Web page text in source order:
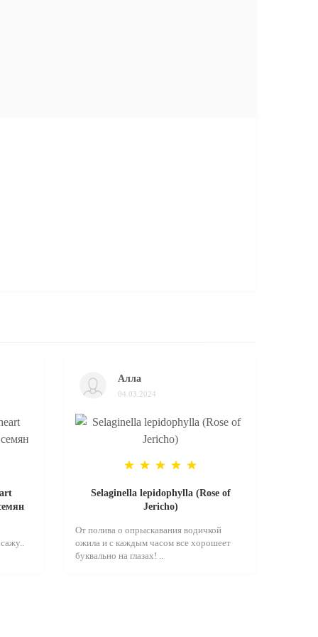
Алла
04.03.2024
Selaginella lepidophylla (Rose of
Jericho)
От полива о опрыскавания водичкой
ожила и с каждым часом все хорошеет
буквально на глазах! ..